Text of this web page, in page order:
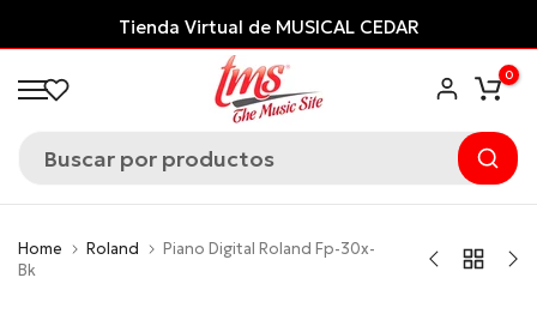
al
contenido
Tienda Virtual de MUSICAL CEDAR
0
Home Roland
Piano Digital Roland Fp-30x-
Bk